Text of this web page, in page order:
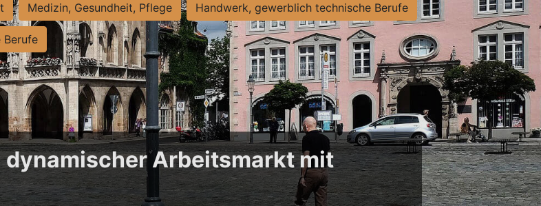
Medizin, Gesundheit, Pflege Handwerk, gewerblich technische Berufe
Berufe
dynamischer Arbeitsmarkt mit